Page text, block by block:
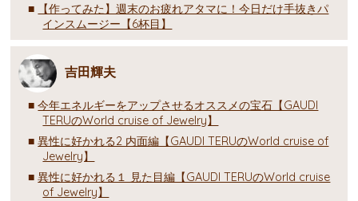
【作ってみた】週末のお疲れアタマに！今日だけ手抜きパ
インスムージー【6杯目】
吉田輝夫
今年エネルギーをアップさせるオススメの宝石【GAUDI
TERUのWorld cruise of Jewelry】
異性に好かれる2 内面編【GAUDI TERUのWorld cruise of
Jewelry】
異性に好かれる１ 見た目編【GAUDI TERUのWorld cruise
of Jewelry】